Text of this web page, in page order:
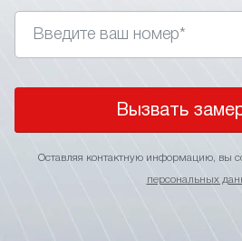
Вызвать
Оставляя контактную информацию, вы
персональных